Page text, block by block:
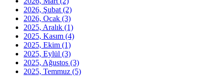
2026, Şubat (2)
2026, Ocak (3)
2025, Aralık (1)
2025, Kasım (4)
2025, Ekim (1)
2025, Eylül (3)
2025, Ağustos (3)
2025, Temmuz (5)